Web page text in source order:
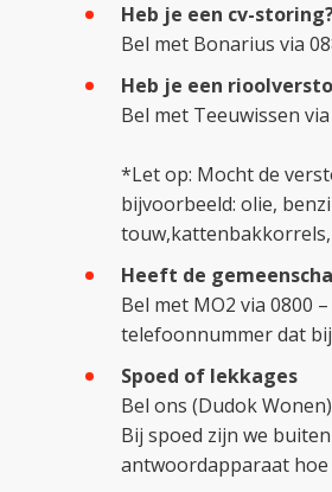
Heb je een cv-
Bel met Bonarius via
Heb je een
Bel met Teeuwissen
*Let op: Mocht de
bijvoorbeeld: olie,
touw,kattenbakkorrels,
Heeft de
Bel met MO2 via 0800
telefoonnummer dat
Spoed of lekkages
Bel ons (Dudok
Bij spoed zijn we
antwoordapparaat